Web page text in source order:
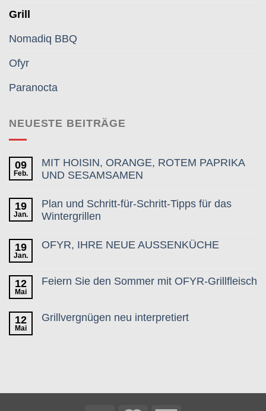
Grill
Nomadiq BBQ
Ofyr
Paranocta
NEUESTE BEITRÄGE
09
Feb.
MIT HOISIN, ORANGE, ROTEM PAPRIKA
UND SESAMSAMEN
19
Jan.
Plan und Schritt-für-Schritt-Tipps für das
Wintergrillen
19
Jan.
OFYR, IHRE NEUE AUSSENKÜCHE
12
Mai
Feiern Sie den Sommer mit OFYR-Grillfleisch
12
Mai
Grillvergnügen neu interpretiert